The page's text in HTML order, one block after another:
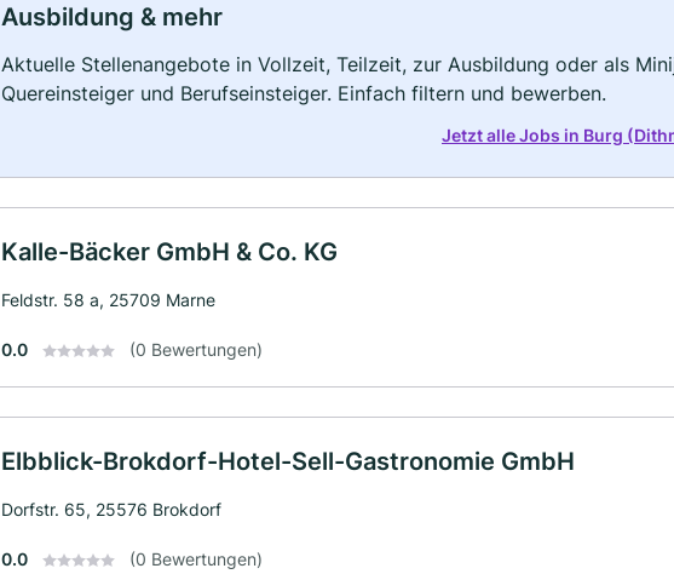
Ausbildung & mehr
Aktuelle Stellenangebote in Vollzeit, Teilzeit, zur Ausbildung oder als
Quereinsteiger und Berufseinsteiger. Einfach filtern und bewerben.
Jetzt alle Jobs in Burg
Kalle-Bäcker GmbH & Co. KG
Feldstr. 58 a, 25709 Marne
0.0 (0 Bewertungen)
Elbblick-Brokdorf-Hotel-Sell-Gastronomie GmbH
Dorfstr. 65, 25576 Brokdorf
0.0 (0 Bewertungen)